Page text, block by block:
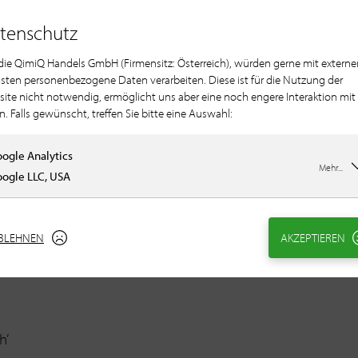
kneten, backen und feinste Zutaten überall. Wohlige
– das ist unser großes QimiQ Backbuch! Klassische
sich von süßen Früchtchen oder Naschereien
Kaffee oder eine große Party – bei uns gibt es für
und Ideen und unser Backbuch wird dein
mit diesen Köstlichkeiten – denn wie heißt es so
QimiQ Handels GmbH (Firmensitz: Österreich), würden gerne mit
personenbezogene Daten verarbeiten. Diese ist für die Nutzung der
nicht notwendig, ermöglicht uns aber eine noch engere Interaktion mit
Falls gewünscht, treffen Sie bitte eine Auswahl:
Analytics
LLC, USA
Mehr...
AKZEPTIEREN